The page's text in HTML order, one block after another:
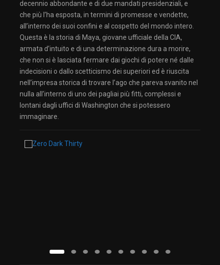
decennio abbondante e di due mandati presidenziali, e
che più l’ha esposta, in termini di promesse e vendette,
all’interno dei suoi confini e al cospetto del mondo intero.
Questa è la storia di Maya, giovane ufficiale della CIA,
armata d’intuito e di una determinazione dura a morire,
che non si è lasciata fermare dai giochi di potere né dalle
indecisioni o dallo scetticismo dei superiori ed è riuscita
nell’impresa storica di trovare l’ago che pareva svanito nel
nulla all’interno di uno dei pagliai più fitti, complessi e
lontani dagli uffici di Washington che si potessero
immaginare.